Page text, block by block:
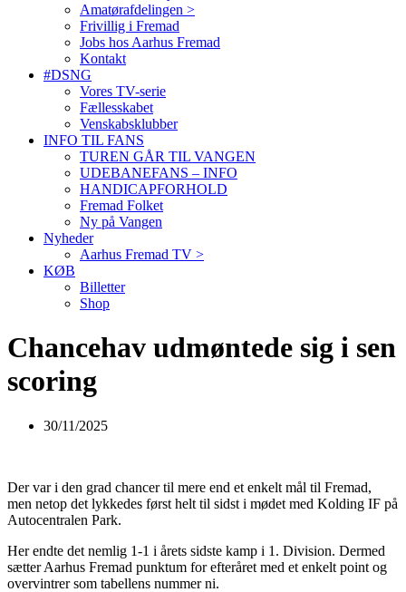
Amatørafdelingen >
Frivillig i Fremad
Jobs hos Aarhus Fremad
Kontakt
#DSNG
Vores TV-serie
Fællesskabet
Venskabsklubber
INFO TIL FANS
TUREN GÅR TIL VANGEN
UDEBANEFANS – INFO
HANDICAPFORHOLD
Fremad Folket
Ny på Vangen
Nyheder
Aarhus Fremad TV >
KØB
Billetter
Shop
Chancehav udmøntede sig i sen
scoring
30/11/2025
Der var i den grad chancer til mere end et enkelt mål til Fremad,
men netop det lykkedes først helt til sidst i mødet med Kolding IF på
Autocentralen Park.
Her endte det nemlig 1-1 i årets sidste kamp i 1. Division. Dermed
sætter Aarhus Fremad punktum for efteråret med et enkelt point og
overvintrer som tabellens nummer ni.